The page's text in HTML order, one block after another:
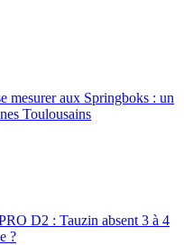
mesurer aux Springboks : un
Toulousains
D2 : Tauzin absent 3 à 4
?